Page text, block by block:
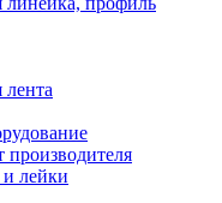
лента
производителя
лейки